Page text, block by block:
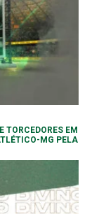
TORCEDORES EM
MG PELA